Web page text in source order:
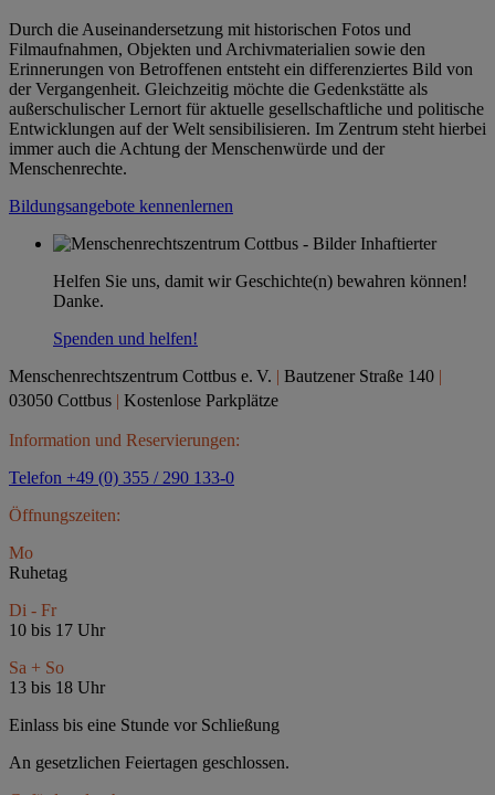
Durch die Auseinandersetzung mit historischen Fotos und
Filmaufnahmen, Objekten und Archivmaterialien sowie den
Erinnerungen von Betroffenen entsteht ein differenziertes Bild von
der Vergangenheit. Gleichzeitig möchte die Gedenkstätte als
außerschulischer Lernort für aktuelle gesellschaftliche und politische
Entwicklungen auf der Welt sensibilisieren. Im Zentrum steht hierbei
immer auch die Achtung der Menschenwürde und der
Menschenrechte.
Bildungsangebote kennenlernen
Helfen Sie uns, damit wir Geschichte(n) bewahren können!
Danke.
Spenden und helfen!
Menschenrechtszentrum Cottbus e. V. | Bautzener Straße 140 |
03050 Cottbus | Kostenlose Parkplätze
Information und Reservierungen:
Telefon +49 (0) 355 / 290 133-0
Öffnungszeiten:
Mo
Ruhetag
Di - Fr
10 bis 17 Uhr
Sa + So
13 bis 18 Uhr
Einlass bis eine Stunde vor Schließung
An gesetzlichen Feiertagen geschlossen.